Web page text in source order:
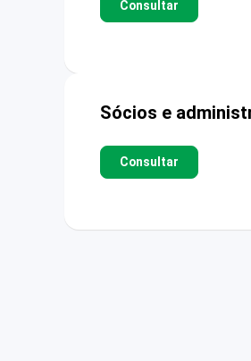
Consultar
Sócios e
Consultar